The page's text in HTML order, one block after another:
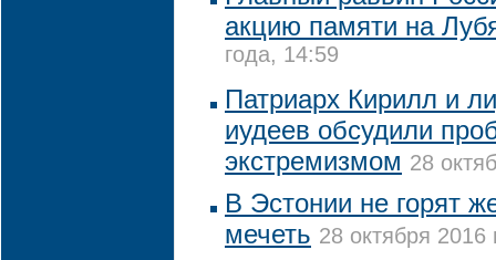
акцию памяти на
года, 14:59
Патриарх Кирилл и
иудеев обсудили
экстремизмом 28
В Эстонии не горят
мечеть 28 октября 2016